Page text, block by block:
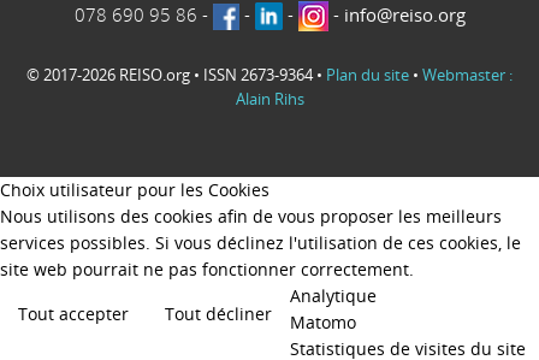
078 690 95 86 - - - - info@reiso.org
© 2017-2026 REISO.org • ISSN 2673-9364 • Plan du site • Webmaster :
Alain Rihs
Choix utilisateur pour les Cookies
Nous utilisons des cookies afin de vous proposer les meilleurs
services possibles. Si vous déclinez l'utilisation de ces cookies, le
site web pourrait ne pas fonctionner correctement.
Tout accepter
Tout décliner
Analytique
Matomo
Statistiques de visites du site